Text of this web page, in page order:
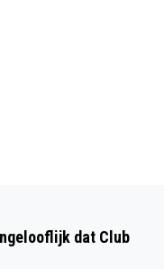
dat Club